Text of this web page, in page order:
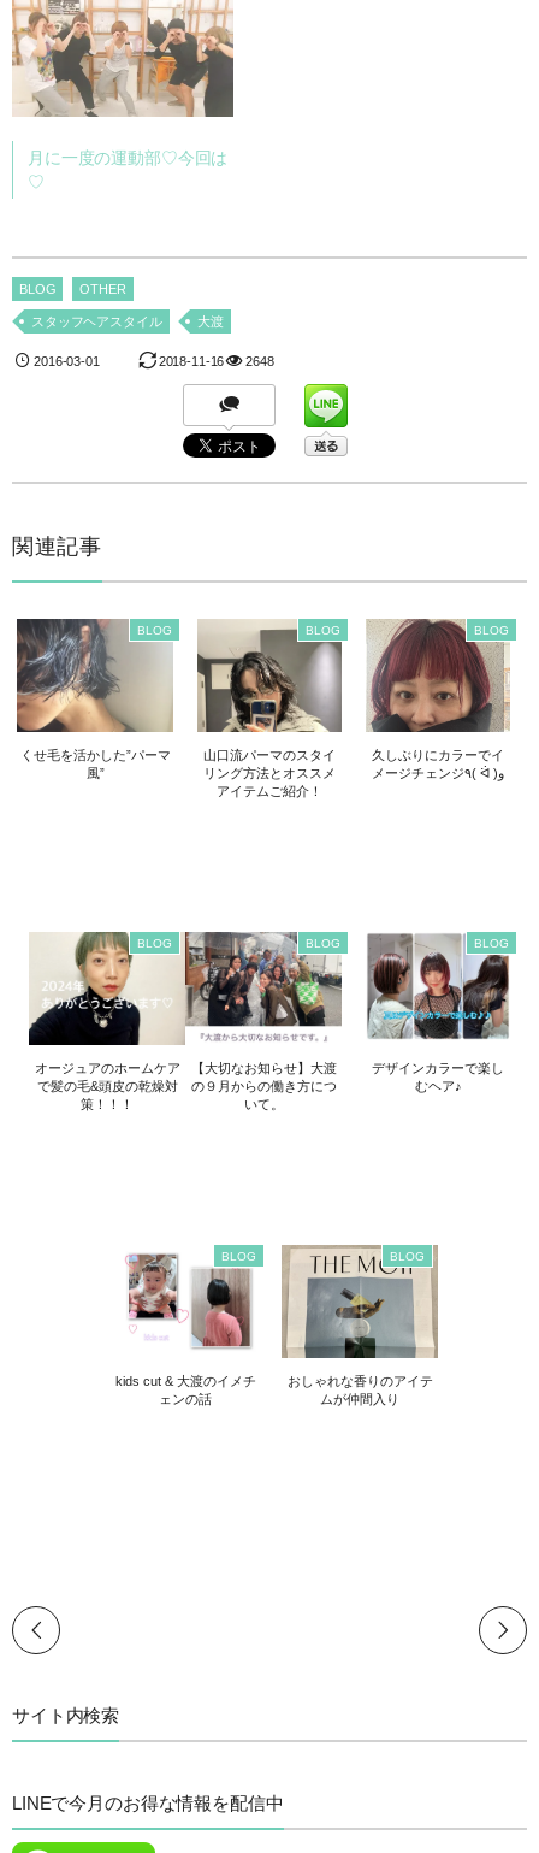
月に一度の運動部♡今回は
♡
BLOG OTHER
スタッフヘアスタイル 大渡
2016-03-01 2018-11-16 2648
関連記事
BLOG
くせ毛を活かした”パーマ
風”
BLOG
山口流パーマのスタイ
リング方法とオススメ
アイテムご紹介！
BLOG
久しぶりにカラーでイ
メージチェンジ٩( ᐛ )و
BLOG
オージュアのホームケア
で髪の毛&頭皮の乾燥対
策！！！
BLOG
【大切なお知らせ】大渡
の９月からの働き方につ
いて。
BLOG
デザインカラーで楽し
むヘア♪
BLOG
kids cut & 大渡のイメチ
ェンの話
BLOG
おしゃれな香りのアイテ
ムが仲間入り
サイト内検索
LINEで今月のお得な情報を配信中